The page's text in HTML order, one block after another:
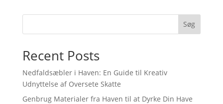
Søg
Recent Posts
Nedfaldsæbler i Haven: En Guide til Kreativ
Udnyttelse af Oversete Skatte
Genbrug Materialer fra Haven til at Dyrke Din Have